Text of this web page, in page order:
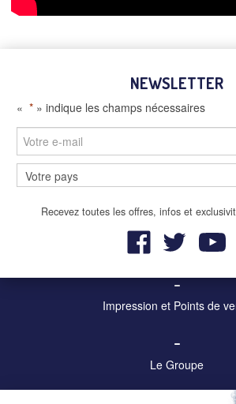
NEWSLETTER
« *» indique les champs nécessaires
Recevez toutes les offres, infos et
–
Panneaux et écrans
Mobilier urbain et affichage
–
Impression et Points de
–
Le Groupe